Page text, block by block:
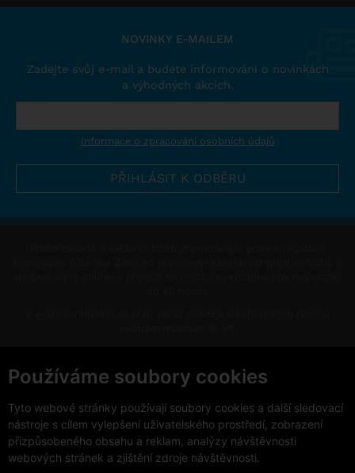
Používáme soubory cookies
Tyto webové stránky používají soubory cookies a další sledovací
nástroje s cílem vylepšení uživatelského prostředí, zobrazení
přizpůsobeného obsahu a reklam, analýzy návštěvnosti
webových stránek a zjištění zdroje návštěvnosti.
NOVINKY E-MAILEM
Zadejte svůj e-mail a budete informováni o novinkách
a výhodných akcích.
Informace o zpracování osobních údajů
Změnit nastavení cookies